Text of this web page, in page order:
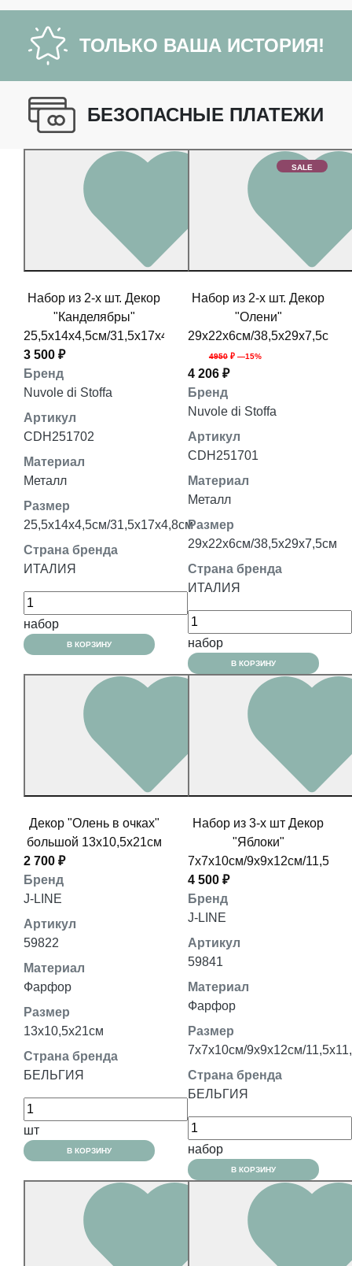
ТОЛЬКО ВАША ИСТОРИЯ!
БЕЗОПАСНЫЕ ПЛАТЕЖИ
Набор из 2-х шт. Декор
"Канделябры"
25,5x14x4,5см/31,5x17x4,8см
3 500 ₽
Бренд
Nuvole di Stoffa
Артикул
CDH251702
Материал
Металл
Размер
25,5x14x4,5см/31,5x17x4,8см
Страна бренда
ИТАЛИЯ
набор
В КОРЗИНУ
Набор из 2-х шт. Декор
"Олени"
29x22x6см/38,5x29x7,5см
4950₽ —15%
4 206 ₽
Бренд
Nuvole di Stoffa
Артикул
CDH251701
Материал
Металл
Размер
29x22x6см/38,5x29x7,5см
Страна бренда
ИТАЛИЯ
набор
В КОРЗИНУ
SALE
Декор "Олень в очках"
большой 13x10,5x21см
2 700 ₽
Бренд
J-LINE
Артикул
59822
Материал
Фарфор
Размер
13x10,5x21см
Страна бренда
БЕЛЬГИЯ
шт
В КОРЗИНУ
Набор из 3-х шт Декор
"Яблоки"
7x7x10см/9х9х12см/
4 500 ₽
Бренд
J-LINE
Артикул
59841
Материал
Фарфор
Размер
7x7x10см/9х9х12см/
Страна бренда
БЕЛЬГИЯ
набор
В КОРЗИНУ